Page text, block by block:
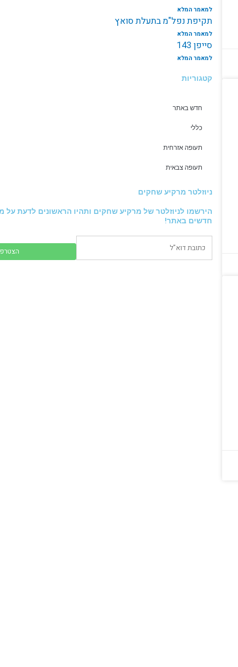
למאמר המלא
תקיפת נפל"מ בתעלת סואץ
למאמר המלא
סייפן 143
למאמר המלא
קטגוריות
חדש באתר
כללי
תעופה אזרחית
תעופה צבאית
ניוזלטר מרקיע שחקים
הירשמו לניוזלטר של מרקיע שחקים ותהיו הראשונים לדעת על
חדשים באתר!